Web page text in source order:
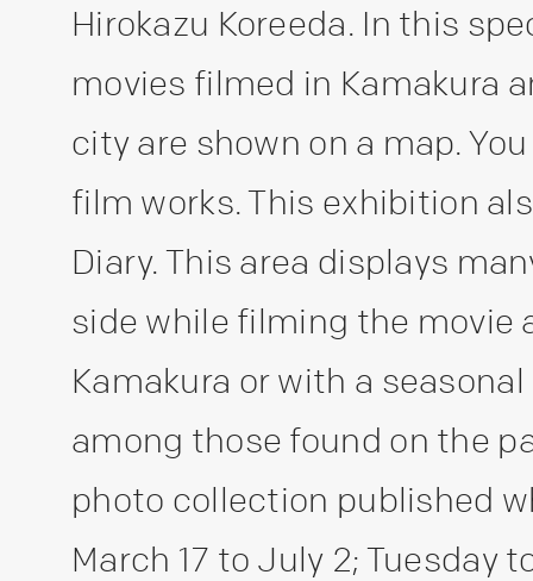
Hirokazu Koreeda. In this
movies filmed in Kamakura
city are shown on a map.
film works. This exhibition
Diary. This area displays
side while filming the movie
Kamakura or with a
among those found on the
photo collection published
March 17 to July 2; Tuesday